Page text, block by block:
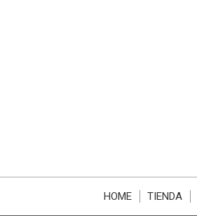
HOME TIENDA